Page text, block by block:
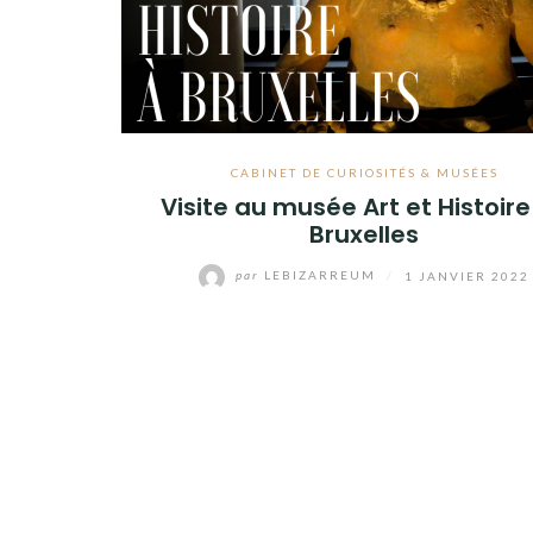
CABINET DE CURIOSITÉS & MUSÉES
Visite au musée Art et
Bruxelles
par LEBIZARREUM 1 JANVIER 2022